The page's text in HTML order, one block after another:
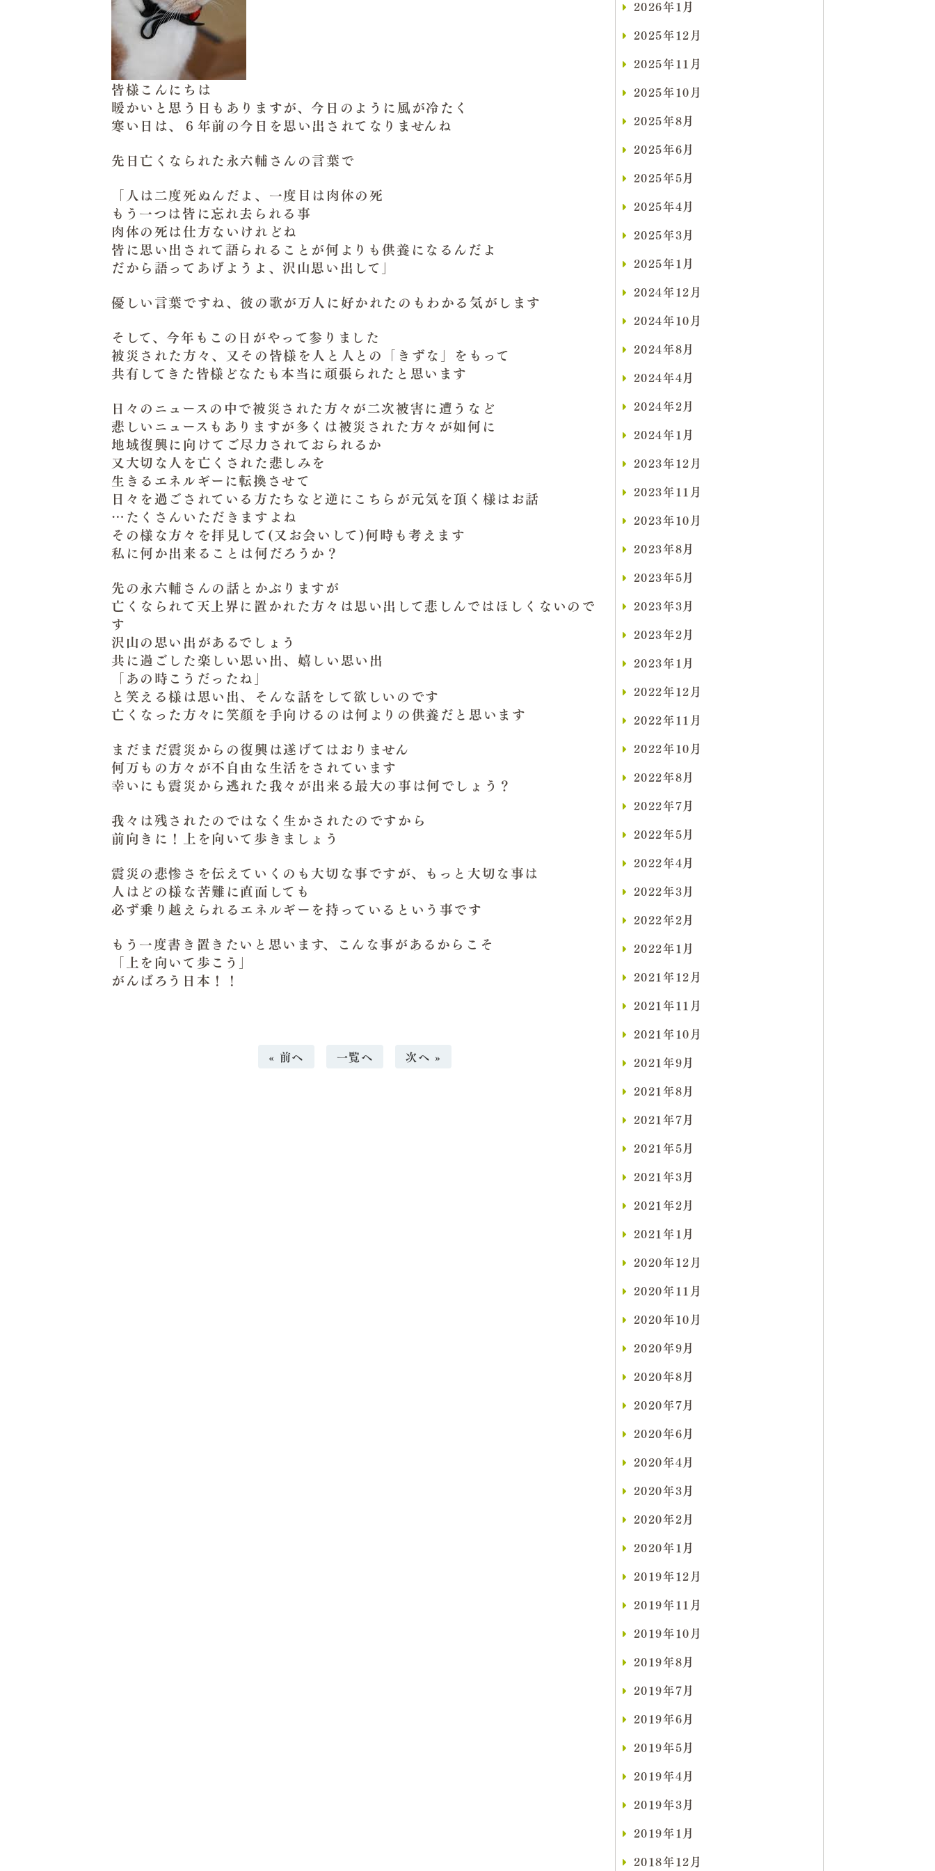
皆様こんにちは
暖かいと思う日もありますが、今日のように風が冷たく
寒い日は、６年前の今日を思い出されてなりませんね
先日亡くなられた永六輔さんの言葉で
「人は二度死ぬんだよ、一度目は肉体の死
もう一つは皆に忘れ去られる事
肉体の死は仕方ないけれどね
皆に思い出されて語られることが何よりも供養になるんだよ
だから語ってあげようよ、沢山思い出して」
優しい言葉ですね、彼の歌が万人に好かれたのもわかる気がします
そして、今年もこの日がやって参りました
被災された方々、又その皆様を人と人との「きずな」をもって
共有してきた皆様どなたも本当に頑張られたと思います
日々のニュースの中で被災された方々が二次被害に遭うなど
悲しいニュースもありますが多くは被災された方々が如何に
地域復興に向けてご尽力されておられるか
又大切な人を亡くされた悲しみを
生きるエネルギーに転換させて
日々を過ごされている方たちなど逆にこちらが元気を頂く様はお話
…たくさんいただきますよね
その様な方々を拝見して(又お会いして)何時も考えます
私に何か出来ることは何だろうか？
先の永六輔さんの話とかぶりますが
亡くなられて天上界に置かれた方々は思い出して悲しんではほしくないので
す
沢山の思い出があるでしょう
共に過ごした楽しい思い出、嬉しい思い出
「あの時こうだったね」
と笑える様は思い出、そんな話をして欲しいのです
亡くなった方々に笑顔を手向けるのは何よりの供養だと思います
まだまだ震災からの復興は遂げてはおりません
何万もの方々が不自由な生活をされています
幸いにも震災から逃れた我々が出来る最大の事は何でしょう？
我々は残されたのではなく生かされたのですから
前向きに！上を向いて歩きましょう
震災の悲惨さを伝えていくのも大切な事ですが、もっと大切な事は
人はどの様な苦難に直面しても
必ず乗り越えられるエネルギーを持っているという事です
もう一度書き置きたいと思います、こんな事があるからこそ
「上を向いて歩こう」
がんばろう日本！！
« 前へ 一覧へ 次へ »
2026年1月
2025年12月
2025年11月
2025年10月
2025年8月
2025年6月
2025年5月
2025年4月
2025年3月
2025年1月
2024年12月
2024年10月
2024年8月
2024年4月
2024年2月
2024年1月
2023年12月
2023年11月
2023年10月
2023年8月
2023年5月
2023年3月
2023年2月
2023年1月
2022年12月
2022年11月
2022年10月
2022年8月
2022年7月
2022年5月
2022年4月
2022年3月
2022年2月
2022年1月
2021年12月
2021年11月
2021年10月
2021年9月
2021年8月
2021年7月
2021年5月
2021年3月
2021年2月
2021年1月
2020年12月
2020年11月
2020年10月
2020年9月
2020年8月
2020年7月
2020年6月
2020年4月
2020年3月
2020年2月
2020年1月
2019年12月
2019年11月
2019年10月
2019年8月
2019年7月
2019年6月
2019年5月
2019年4月
2019年3月
2019年1月
2018年12月